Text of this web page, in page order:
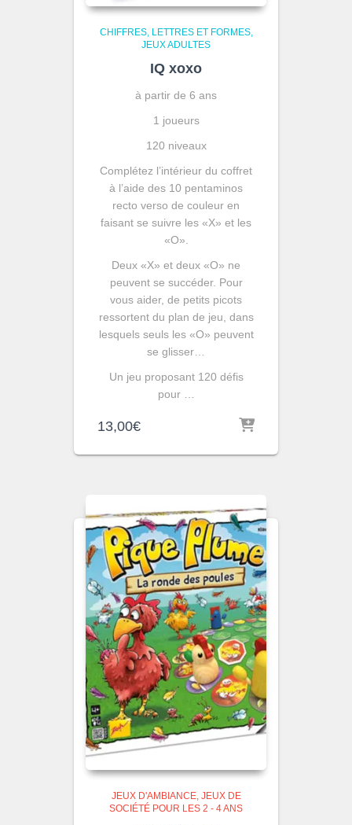
CHIFFRES, LETTRES ET FORMES
JEUX ADULTES
IQ xoxo
à partir de 6 ans
1 joueurs
120 niveaux
Complétez l’intérieur du coffret
à l’aide des 10 pentaminos
recto verso de couleur en
faisant se suivre les «X» et les
«O».
Deux «X» et deux «O» ne
peuvent se succéder. Pour
vous aider, de petits picots
ressortent du plan de jeu, dans
lesquels seuls les «O» peuvent
se glisser…
Un jeu proposant 120 défis
pour …
13,00€
JEUX D'AMBIANCE JEUX DE
SOCIÉTÉ POUR LES 2 - 4 ANS